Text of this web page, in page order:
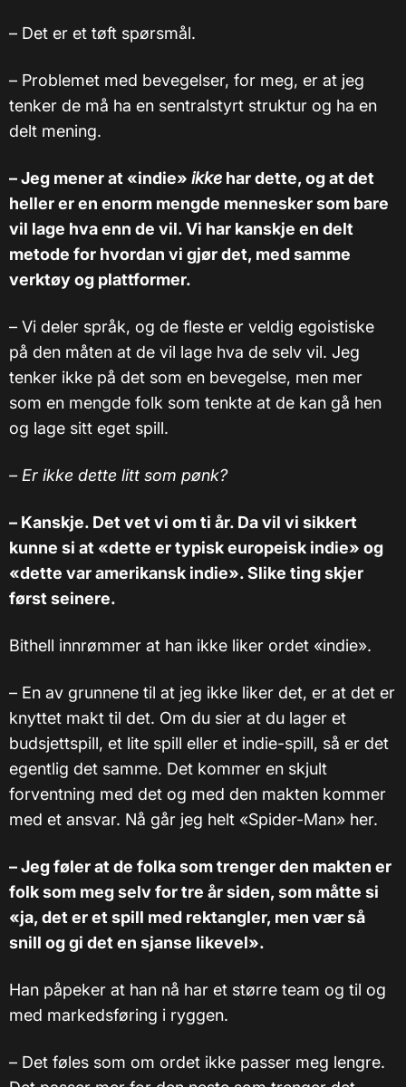
– Det er et tøft spørsmål.
– Problemet med bevegelser, for meg, er at jeg
tenker de må ha en sentralstyrt struktur og ha en
delt mening.
– Jeg mener at «indie» ikke har dette, og at det
heller er en enorm mengde mennesker som bare
vil lage hva enn de vil. Vi har kanskje en delt
metode for hvordan vi gjør det, med samme
verktøy og plattformer.
– Vi deler språk, og de fleste er veldig egoistiske
på den måten at de vil lage hva de selv vil. Jeg
tenker ikke på det som en bevegelse, men mer
som en mengde folk som tenkte at de kan gå hen
og lage sitt eget spill.
– Er ikke dette litt som pønk?
– Kanskje. Det vet vi om ti år. Da vil vi sikkert
kunne si at «dette er typisk europeisk indie» og
«dette var amerikansk indie». Slike ting skjer
først seinere.
Bithell innrømmer at han ikke liker ordet «indie».
– En av grunnene til at jeg ikke liker det, er at det er
knyttet makt til det. Om du sier at du lager et
budsjettspill, et lite spill eller et indie-spill, så er det
egentlig det samme. Det kommer en skjult
forventning med det og med den makten kommer
med et ansvar. Nå går jeg helt «Spider-Man» her.
– Jeg føler at de folka som trenger den makten er
folk som meg selv for tre år siden, som måtte si
«ja, det er et spill med rektangler, men vær så
snill og gi det en sjanse likevel».
Han påpeker at han nå har et større team og til og
med markedsføring i ryggen.
– Det føles som om ordet ikke passer meg lengre.